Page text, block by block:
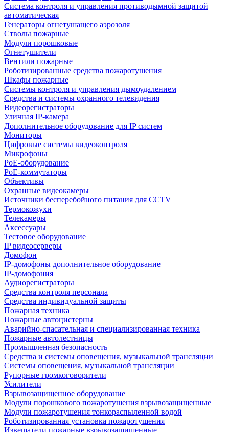
Система контроля и управления противодымной защитой
автоматическая
Генераторы огнетушащего аэрозоля
Стволы пожарные
Модули порошковые
Огнетушители
Вентили пожарные
Роботизированные средства пожаротушения
Шкафы пожарные
Системы контроля и управления дымоудалением
Средства и системы охранного телевидения
Видеорегистраторы
Уличная IP-камера
Дополнительное оборудование для IP систем
Мониторы
Цифровые системы видеоконтроля
Микрофоны
PoE-оборудование
PoE-коммутаторы
Объективы
Охранные видеокамеры
Источники бесперебойного питания для CCTV
Термокожухи
Телекамеры
Аксессуары
Тестовое оборудование
IP видеосерверы
Домофон
IP-домофоны дополнительное оборудование
IP-домофония
Аудиорегистраторы
Средства контроля персонала
Средства индивидуальной защиты
Пожарная техника
Пожарные автоцистерны
Аварийно-спасательная и специализированная техника
Пожарные автолестницы
Промышленная безопасность
Средства и системы оповещения, музыкальной трансляции
Системы оповещения, музыкальной трансляции
Рупорные громкоговорители
Усилители
Взрывозащищенное оборудование
Модули порошкового пожаротушения взрывозащищенные
Модули пожаротушения тонкораспыленной водой
Роботизированная установка пожаротушения
Извещатели пожарные взрывозащищенные